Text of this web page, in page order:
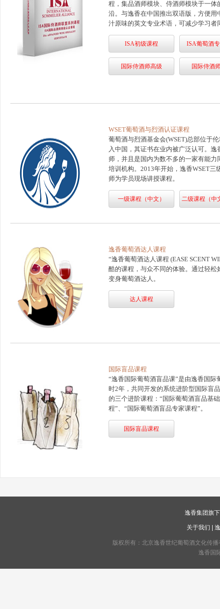
程，集品酒师模块、侍酒师模块于一
沿。与逸香在中国推出双语版，方便
汁原味的英文专业术语，可减少学习
ISA初级课程 ISA葡萄酒
国际侍酒师高级 国际侍酒
WSET葡萄酒与烈酒认证课程
葡萄酒与烈酒基金会(WSET)总部位于
入中国，其证书在业内被广泛认可。
师，并且是国内为数不多的一家有能
培训机构。2013年开始，逸香WSET
师为学员现场讲授课程。
一级课程（中文） 二级课程（中
逸香葡萄酒达人课程
“逸香葡萄酒达人课程 (EASE SCENT
酷的课程，与众不同的体验。通过轻
变身葡萄酒达人。
达人课程
国际盲品课程
“逸香国际葡萄酒盲品课”是由逸香国
时2年，共同开发的系统进阶型国际盲
的三个进阶课程：“国际葡萄酒盲品基
程”、“国际葡萄酒盲品专家课程”。
国际盲品课程
逸香集团旗
关于我们
版权所有：北京逸香世纪葡萄酒文化传
逸香国